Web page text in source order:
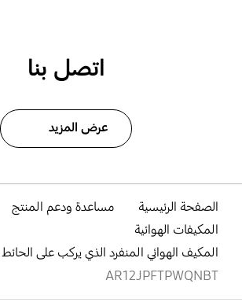
اتصل بنا
عرض المزيد
الصفحة الرئيسية
مساعدة ودعم المنتج
المكيفات الهوائية
المكيف الهوائي المنفرد الذي يركب على الحائط
AR12JPFTPWQNBT